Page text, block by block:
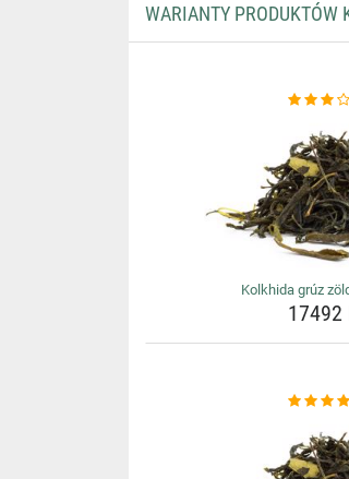
WARIANTY PRODUKTÓW
Kolkhida grúz
17492